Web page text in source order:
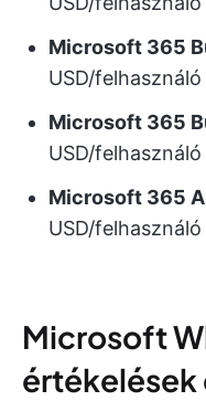
Microsoft 365
USD/
Microsoft 365
USD/
Microsoft 365
USD/
Microsoft
értékelések